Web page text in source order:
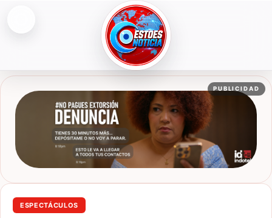
ESTOESNOTICIA|NOTICIAS
PUBLICIDAD
ESPECTÁCULOS